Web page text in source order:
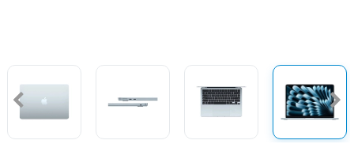
مقایسه محصولات مورد علاقه
دسترسی کاربری حساب کاربری